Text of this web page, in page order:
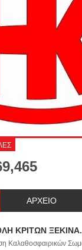
ΑΡΧΕΙΟ
ΚΡΙΤΩΝ
Καλαθοσφαιρικών